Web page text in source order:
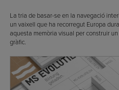
La tria de basar-se en la navegació
un vaixell que ha recorregut Europa
aquesta memòria visual per construir
gràfic.